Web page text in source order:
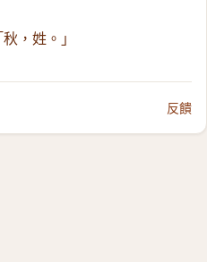
秋，姓。」
反饋